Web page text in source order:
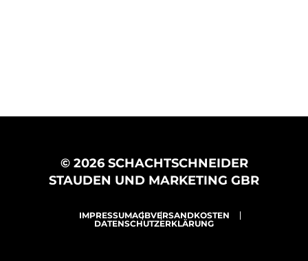
© 2026 SCHACHTSCHNEIDER
STAUDEN UND MARKETING GBR
IMPRESSUMAGBVERSANDKOSTEN
DATENSCHUTZERKLÄRUNG